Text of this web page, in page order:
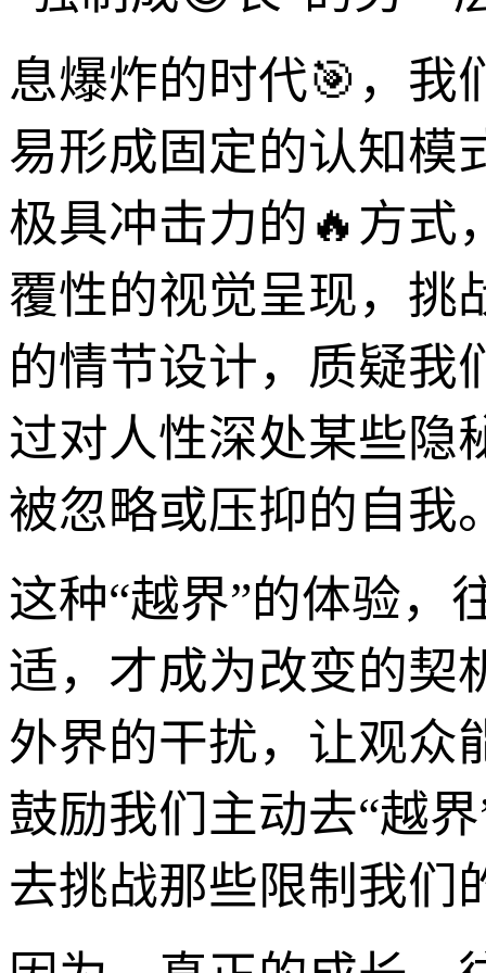
息爆炸的时代🎯，我
易形成固定的认知模
极具冲击力的🔥方式
覆性的视觉呈现，挑
的情节设计，质疑我
过对人性深处某些隐
被忽略或压抑的自我
这种“越界”的体验，
适，才成为改变的契
外界的干扰，让观众
鼓励我们主动去“越
去挑战那些限制我们